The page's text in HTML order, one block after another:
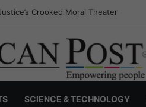
Power, and the New Drug Economy
SCIENCE & TECHNOLOGY